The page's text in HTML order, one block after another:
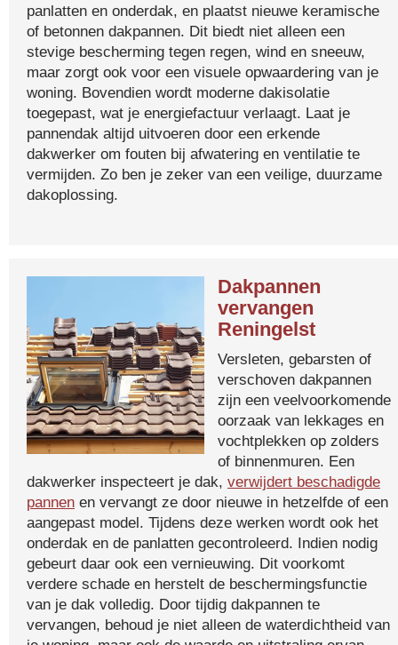
panlatten en onderdak, en plaatst nieuwe keramische
of betonnen dakpannen. Dit biedt niet alleen een
stevige bescherming tegen regen, wind en sneeuw,
maar zorgt ook voor een visuele opwaardering van je
woning. Bovendien wordt moderne dakisolatie
toegepast, wat je energiefactuur verlaagt. Laat je
pannendak altijd uitvoeren door een erkende
dakwerker om fouten bij afwatering en ventilatie te
vermijden. Zo ben je zeker van een veilige, duurzame
dakoplossing.
Dakpannen
vervangen
Reningelst
Versleten, gebarsten of
verschoven dakpannen
zijn een veelvoorkomende
oorzaak van lekkages en
vochtplekken op zolders
of binnenmuren. Een
dakwerker inspecteert je dak, verwijdert beschadigde
pannen en vervangt ze door nieuwe in hetzelfde of een
aangepast model. Tijdens deze werken wordt ook het
onderdak en de panlatten gecontroleerd. Indien nodig
gebeurt daar ook een vernieuwing. Dit voorkomt
verdere schade en herstelt de beschermingsfunctie
van je dak volledig. Door tijdig dakpannen te
vervangen, behoud je niet alleen de waterdichtheid van